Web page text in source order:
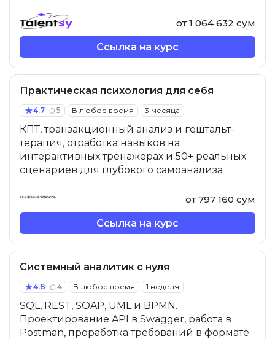
Ссылка на курс
от 1 064 632 сум
Практическая психология для себя
4.7 5 В любое время 3 месяца
КПТ, транзакционный анализ и гештальт-
терапия, отработка навыков на
интерактивных тренажерах и 50+ реальных
сценариев для глубокого самоанализа
Ссылка на курс
от 797 160 сум
Системный аналитик с нуля
4.8 4 В любое время 1 неделя
SQL, REST, SOAP, UML и BPMN.
Проектирование API в Swagger, работа в
Postman, проработка требований в формате